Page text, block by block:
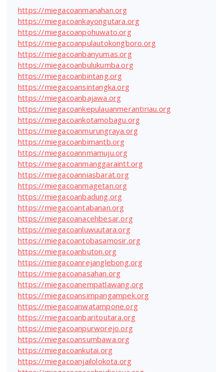
https://miegacoanmanahan.org
https://miegacoankayongutara.org
https://miegacoanpohuwato.org
https://miegacoanpulautokongboro.org
https://miegacoanbanyumas.org
https://miegacoanbulukumba.org
https://miegacoanbintang.org
https://miegacoansintangka.org
https://miegacoanbajawa.org
https://miegacoankepulauanmerantiriau.org
https://miegacoankotamobagu.org
https://miegacoanmurungraya.org
https://miegacoanbimantb.org
https://miegacoannmamuju.org
https://miegacoanmanggaraintt.org
https://miegacoanniasbarat.org
https://miegacoanmagetan.org
https://miegacoanbadung.org
https://miegacoantabanan.org
https://miegacoanacehbesar.org
https://miegacoanluwuutara.org
https://miegacoantobasamosir.org
https://miegacoanbuton.org
https://miegacoanrejanglebong.org
https://miegacoanasahan.org
https://miegacoanempatlawang.org
https://miegacoansimpangampek.org
https://miegacoanwatampone.org
https://miegacoanbaritoutara.org
https://miegacoanpurworejo.org
https://miegacoansumbawa.org
https://miegacoankutai.org
https://miegacoanjailolokota.org